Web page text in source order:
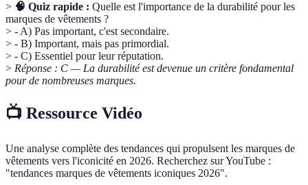
> 🧠 Quiz rapide : Quelle est l'importance de la durabilité pour les
marques de vêtements ?
> - A) Pas important, c'est secondaire.
> - B) Important, mais pas primordial.
> - C) Essentiel pour leur réputation.
> Réponse : C — La durabilité est devenue un critère fondamental
pour de nombreuses marques.
📺 Ressource Vidéo
Une analyse complète des tendances qui propulsent les marques de
vêtements vers l'iconicité en 2026. Recherchez sur YouTube :
"tendances marques de vêtements iconiques 2026".